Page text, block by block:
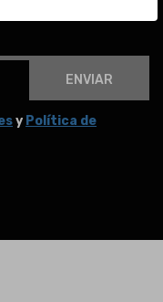
ENVIAR
y Política de